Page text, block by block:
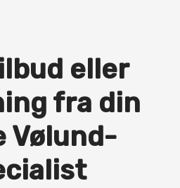
eller
fra din
Vølund-